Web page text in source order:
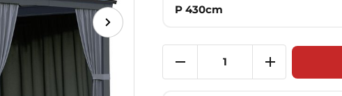
P 430cm